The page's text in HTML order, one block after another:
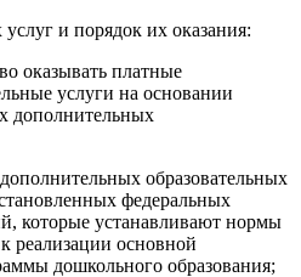
и порядок их оказания:
оказывать платные
услуги на основании
дополнительных
образовательных
федеральных
которые устанавливают нормы
реализации основной
дошкольного образования;